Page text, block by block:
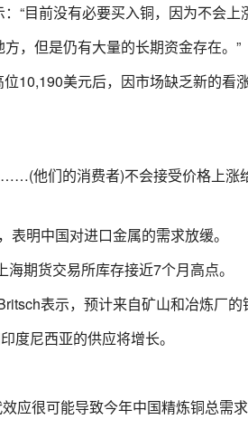
“目前没有必要买入铜，因为不会上
，但是仍有大量的长期资金存在。”
10,190美元后，因市场缺乏新的看
他们的消费者)不会接受价格上涨
明中国对进口金属的需求放缓。
期货交易所库存接近7个月高点。
表示，预计来自矿山和冶炼厂的
度尼西亚的供应将增长。
应很可能导致今年中国精炼铜总需